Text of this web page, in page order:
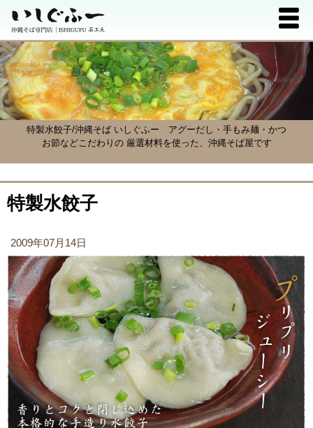
特製水餃子/沖縄そば いしぐふー
アグーだし・手もみ麺・かつ
お節などこだわりの 厳選材料を使った、沖縄そば屋です
特製水餃子
2009年07月14日